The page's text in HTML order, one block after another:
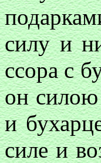
силу и
ссора с
он силою
и
силе и